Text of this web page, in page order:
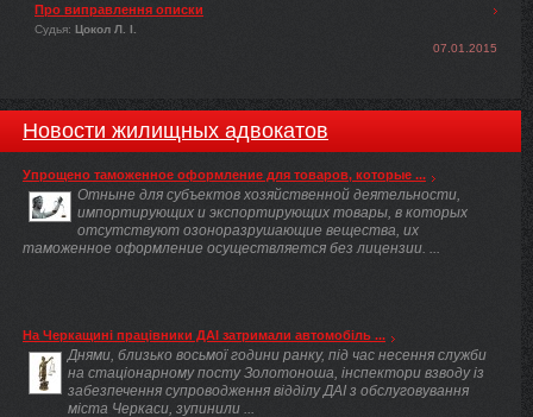
Про виправлення описки
Судья: Цокол Л. І.
07.01.2015
Новости жилищных адвокатов
Упрощено таможенное оформление для товаров, которые ...
Отныне для субъектов хозяйственной деятельности,
импортирующих и экспортирующих товары, в которых
отсутствуют озоноразрушающие вещества, их
таможенное оформление осуществляется без лицензии. ...
На Черкащині працівники ДАІ затримали автомобіль ...
Днями, близько восьмої години ранку, під час несення служби
на стаціонарному посту Золотоноша, інспектори взводу із
забезпечення супроводження відділу ДАІ з обслуговування
міста Черкаси, зупинили ...